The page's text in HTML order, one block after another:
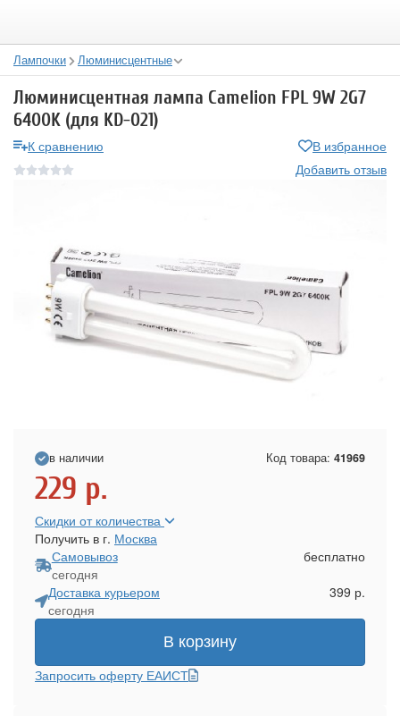
Лампочки Люминисцентные
Люминисцентная лампа Camelion FPL 9W 2G7
6400K (для KD-021)
К сравнению
В избранное
Добавить отзыв
в наличии Код товара: 41969
229 р.
Скидки от количества
Получить в г. Москва
Самовывоз
сегодня
бесплатно
Доставка курьером
сегодня
399 р.
В корзину
Запросить оферту ЕАИСТ